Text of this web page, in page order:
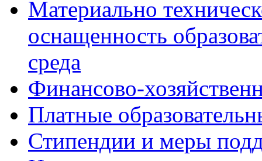
Материально
оснащенность
среда
Финансово-
Платные
Стипендии и меры